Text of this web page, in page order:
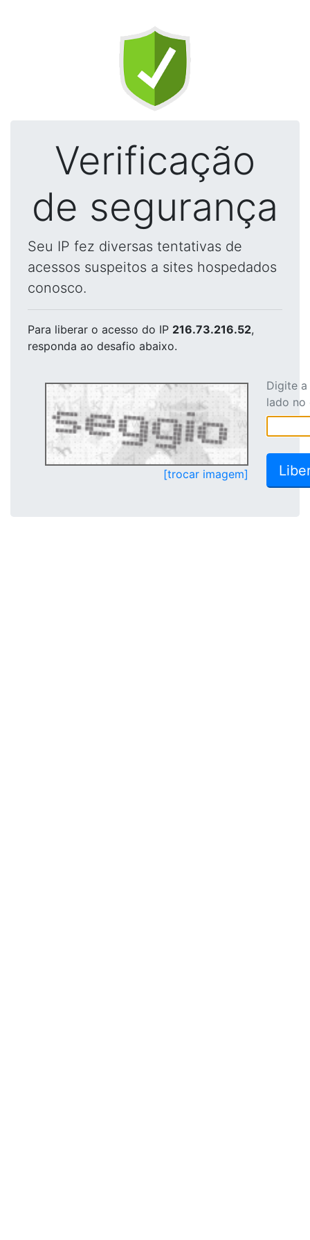
Verificação
de segurança
Seu IP fez diversas tentativas de
acessos suspeitos a sites hospedados
conosco.
Para liberar o acesso do IP 216.73.216.52,
responda ao desafio abaixo.
[trocar imagem]
Digite
lado no